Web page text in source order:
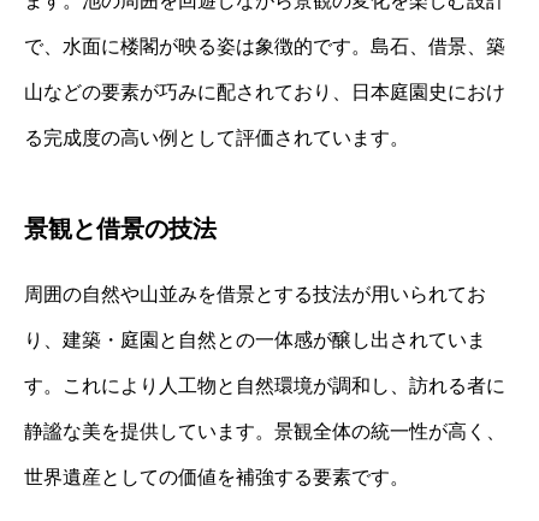
で、水面に楼閣が映る姿は象徴的です。島石、借景、築
山などの要素が巧みに配されており、日本庭園史におけ
る完成度の高い例として評価されています。
景観と借景の技法
周囲の自然や山並みを借景とする技法が用いられてお
り、建築・庭園と自然との一体感が醸し出されていま
す。これにより人工物と自然環境が調和し、訪れる者に
静謐な美を提供しています。景観全体の統一性が高く、
世界遺産としての価値を補強する要素です。